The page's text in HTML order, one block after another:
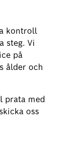
kontroll
steg. Vi
på
ålder och
prata med
oss